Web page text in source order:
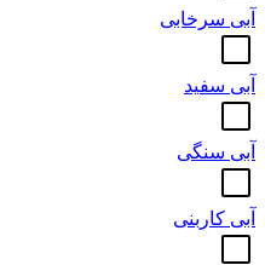
آبی سرخابی
آبی سفید
آبی سنگی
آبی کاربنی